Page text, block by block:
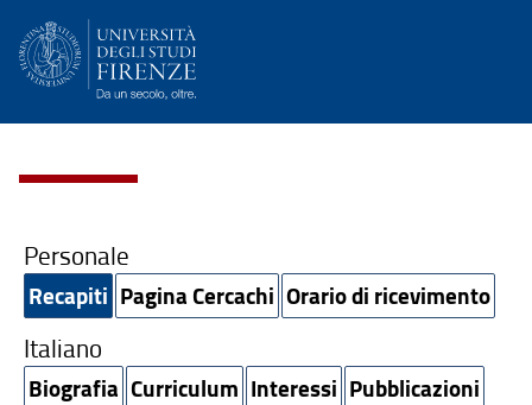
Personale
Recapiti Pagina Cercachi Orario di ricevimento
Italiano
Biografia Curriculum Interessi Pubblicazioni